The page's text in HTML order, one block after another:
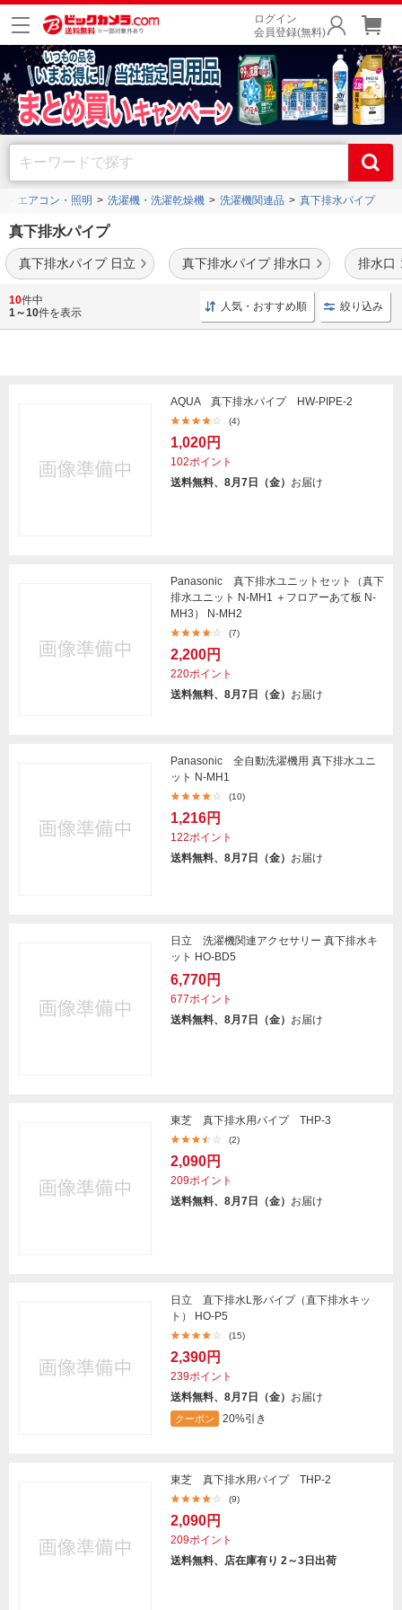
ログイン
会員登録(無料)
・エアコン・照明 洗濯機・洗濯乾燥機 洗濯機関連品 真下排水パイプ
真下排水パイプ
真下排水パイプ 日立 真下排水パイプ 排水口 排水口
日立やパナソニック
などの人気メーカーの洗濯機用真下排水パイプを豊富に取
り揃えております。
10件中
1～10件を表示 人気・おすすめ順 絞り込み
AQUA 真下排水パイプ HW-PIPE-2
(4)
1,020円
102ポイント
送料無料、8月7日（金） お届け
Panasonic 真下排水ユニットセット（真下
排水ユニット N-MH1 ＋フロアーあて板 N-
MH3） N-MH2
(7)
2,200円
220ポイント
送料無料、8月7日（金） お届け
Panasonic 全自動洗濯機用 真下排水ユニ
ット N-MH1
(10)
1,216円
122ポイント
送料無料、8月7日（金） お届け
日立 洗濯機関連アクセサリー 真下排水キ
ット HO-BD5
6,770円
677ポイント
送料無料、8月7日（金） お届け
東芝 真下排水用パイプ THP-3
(2)
2,090円
209ポイント
送料無料、8月7日（金） お届け
日立 直下排水L形パイプ（直下排水キッ
ト） HO-P5
(15)
2,390円
239ポイント
送料無料、8月7日（金） お届け
クーポン 20%引き
東芝 真下排水用パイプ THP-2
(9)
2,090円
209ポイント
送料無料、店在庫有り 2～3日出荷